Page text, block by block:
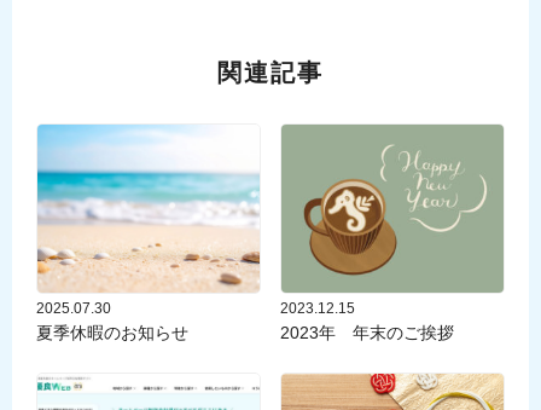
関連記事
2025.07.30
夏季休暇のお知らせ
2023.12.15
2023年 年末のご挨拶